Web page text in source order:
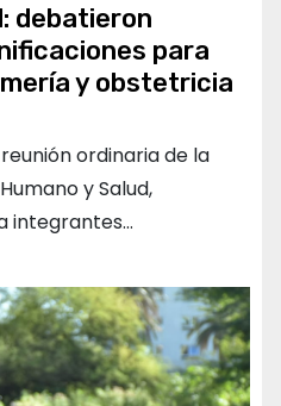
debatieron
para
y obstetricia
ordinaria de la
y Salud,
integrantes…